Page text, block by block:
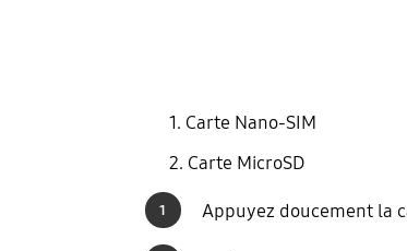
1. Carte Nano-SIM
2. Carte MicroSD
1 Appuyez doucement la